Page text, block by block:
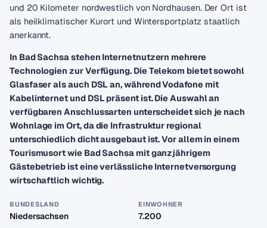
und 20 Kilometer nordwestlich von Nordhausen. Der Ort ist
als heilklimatischer Kurort und Wintersportplatz staatlich
anerkannt.
In Bad Sachsa stehen Internetnutzern mehrere
Technologien zur Verfügung. Die Telekom bietet sowohl
Glasfaser als auch DSL an, während Vodafone mit
Kabelinternet und DSL präsent ist. Die Auswahl an
verfügbaren Anschlussarten unterscheidet sich je nach
Wohnlage im Ort, da die Infrastruktur regional
unterschiedlich dicht ausgebaut ist. Vor allem in einem
Tourismusort wie Bad Sachsa mit ganzjährigem
Gästebetrieb ist eine verlässliche Internetversorgung
wirtschaftlich wichtig.
BUNDESLAND
Niedersachsen
EINWOHNER
7.200